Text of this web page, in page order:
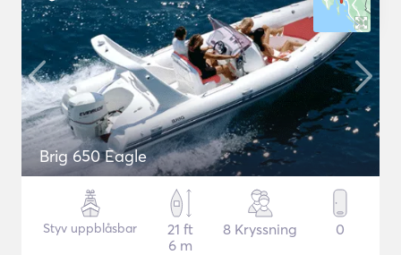
Brig 650 Eagle
Styv uppblåsbar
21 ft
6 m
8 Kryssning 0